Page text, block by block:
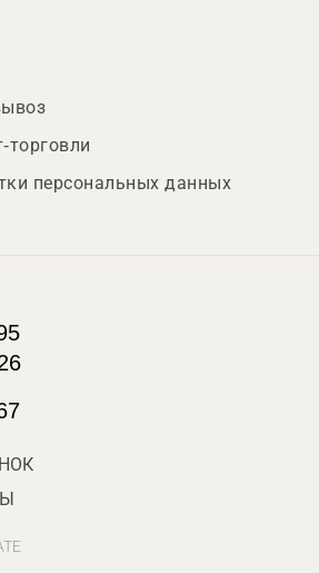
торговли
персональных данных